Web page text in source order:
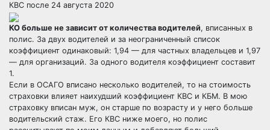
КВС после 24 августа 2020
КО больше не зависит от количества водителей, вписанных в
полис. За двух водителей и за неограниченный список
коэффициент одинаковый: 1,94 — для частных владельцев и 1,97
— для организаций. За одного водителя коэффициент составит
1.
Если в ОСАГО вписано несколько водителей, то на стоимость
страховки влияет наихудший коэффициент КВС и КБМ. В мою
страховку вписан муж, он старше по возрасту и у него больше
водительский стаж. Его КВС ниже моего, но полис